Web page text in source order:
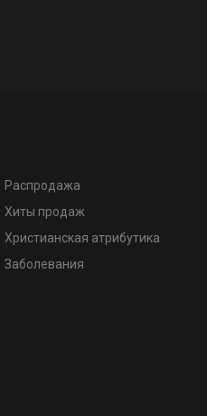
Распродажа
Хиты продаж
Христианская атрибутика
Заболевания